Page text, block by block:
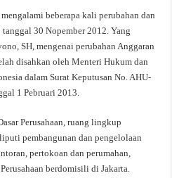
beberapa kali perubahan dan
30 Nopember 2012. Yang
SH, mengenai perubahan Anggaran
disahkan oleh Menteri Hukum dan
dalam Surat Keputusan No. AHU-
1 Pebruari 2013.
Perusahaan, ruang lingkup
pembangunan dan pengelolaan
pertokoan dan perumahan,
berdomisili di Jakarta.